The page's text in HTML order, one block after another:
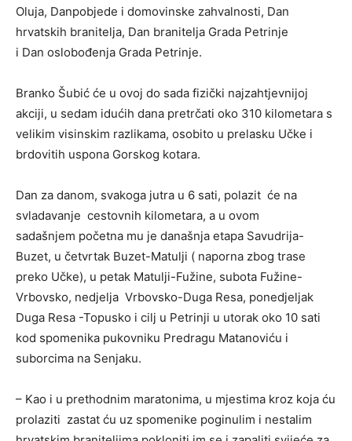
Oluja, Danpobjede i domovinske zahvalnosti, Dan
hrvatskih branitelja, Dan branitelja Grada Petrinje
i Dan oslobođenja Grada Petrinje.
Branko Šubić će u ovoj do sada fizički najzahtjevnijoj
akciji, u sedam idućih dana pretrčati oko 310 kilometara s
velikim visinskim razlikama, osobito u prelasku Učke i
brdovitih uspona Gorskog kotara.
Dan za danom, svakoga jutra u 6 sati, polazit će na
svladavanje cestovnih kilometara, a u ovom
sadašnjem početna mu je današnja etapa Savudrija-
Buzet, u četvrtak Buzet-Matulji ( naporna zbog trase
preko Učke), u petak Matulji-Fužine, subota Fužine-
Vrbovsko, nedjelja Vrbovsko-Duga Resa, ponedjeljak
Duga Resa -Topusko i cilj u Petrinji u utorak oko 10 sati
kod spomenika pukovniku Predragu Matanoviću i
suborcima na Senjaku.
– Kao i u prethodnim maratonima, u mjestima kroz koja ću
prolaziti zastat ću uz spomenike poginulim i nestalim